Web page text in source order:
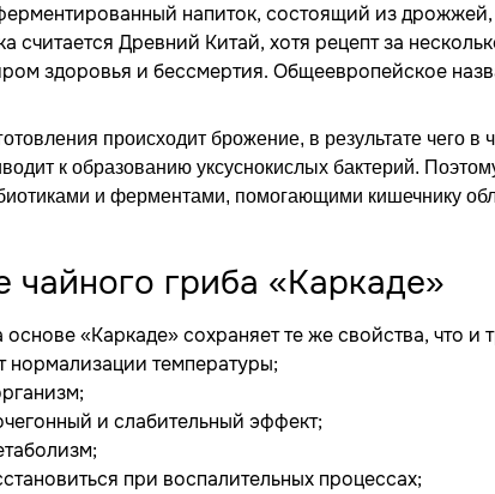
напиток, состоящий из дрожжей,
считается Древний Китай, хотя рецепт за
здоровья и бессмертия. Общеевропейское
происходит брожение, в результате чего
к образованию уксуснокислых бактерий.
и ферментами, помогающими кишечнику
чайного гриба «Каркаде»
«Каркаде» сохраняет те же свойства, что и
нормализации температуры;
и слабительный эффект;
при воспалительных процессах;